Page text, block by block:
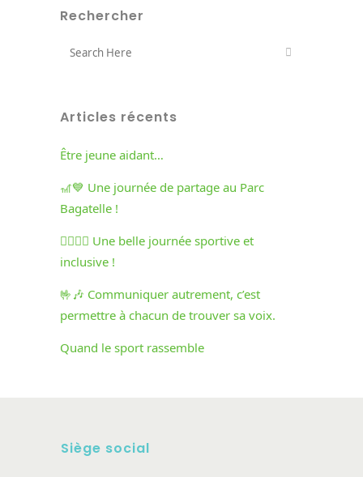
Rechercher
Articles récents
Être jeune aidant…
🎢💙 Une journée de partage au Parc
Bagatelle !
🏃‍♀️🏃‍♂️ Une belle journée sportive et
inclusive !
🤟🎶 Communiquer autrement, c’est
permettre à chacun de trouver sa voix.
Quand le sport rassemble
Siège social